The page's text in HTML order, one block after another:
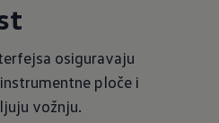
osiguravaju
ploče i
vožnju.